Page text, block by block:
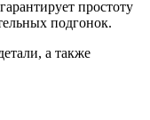
простоту
подгонок.
а также